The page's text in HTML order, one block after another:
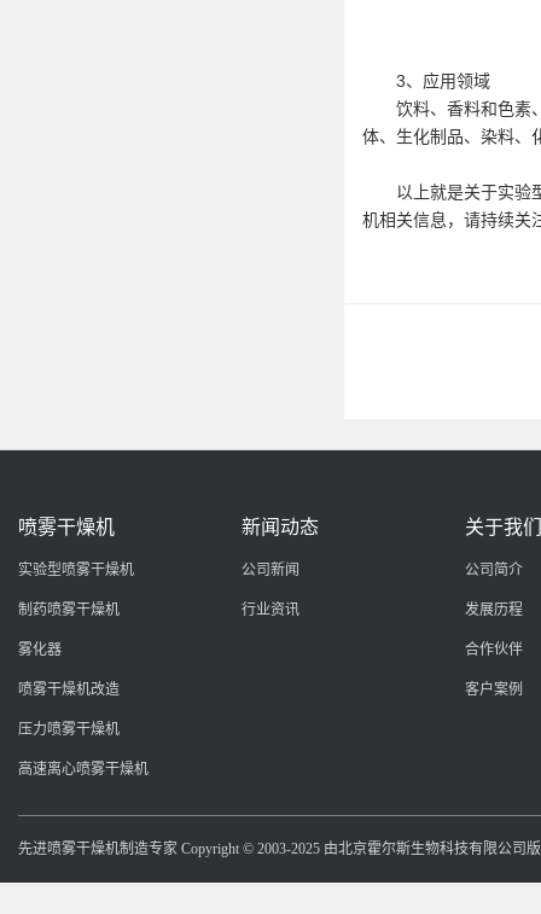
3、应用领域
饮料、香料和色素、
体、生化制品、染料、
以上就是关于实验型
机相关信息，请持续关
喷雾干燥机
实验型喷雾干燥机
制药喷雾干燥机
雾化器
喷雾干燥机改造
压力喷雾干燥机
高速离心喷雾干燥机
新闻动态
公司新闻
行业资讯
关于我们
公司简介
发展历程
合作伙伴
客户案例
先进喷雾干燥机制造专家 Copyright © 2003-2025 由北京霍尔斯生物科技有限公司